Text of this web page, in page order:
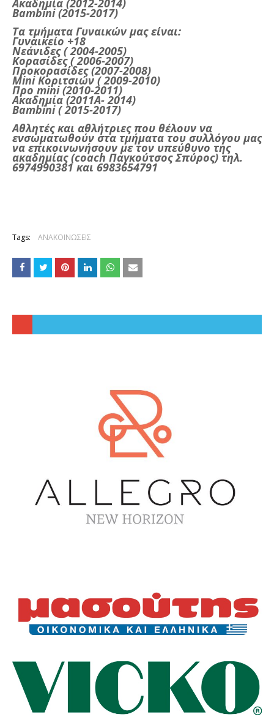
Ακαδημία (2012-2014)
Bambini(2015-2017)
Τα τμήματα Γυναικών μας είναι:
Γυναικείο +18
Νεάνιδες ( 2004-2005)
Κορασίδες ( 2006-2007)
Προκορασίδες (2007-2008)
Mini Κοριτσιών ( 2009-2010)
Προ mini(2010-2011)
Ακαδημία (2011A- 2014)
Bambini( 2015-2017)
Αθλητές και αθλήτριες που θέλουν να
ενσωματωθούν στα τμήματα του συλλόγου μας
να επικοινωνήσουν με τον υπεύθυνο της
ακαδημίας (coach Παγκούτσος Σπύρος) τηλ.
6974990381 και 6983654791
Tags: ΑΝΑΚΟΙΝΩΣΕΙΣ